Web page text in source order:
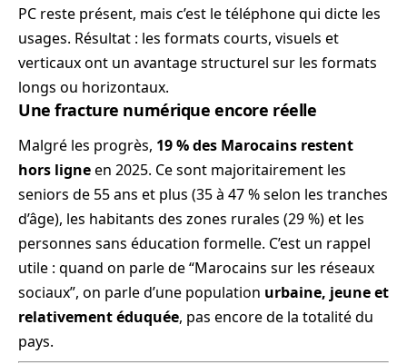
PC reste présent, mais c’est le téléphone qui dicte les
usages. Résultat : les formats courts, visuels et
verticaux ont un avantage structurel sur les formats
longs ou horizontaux.
Une fracture numérique encore réelle
Malgré les progrès, 19 % des Marocains restent
hors ligneen 2025. Ce sont majoritairement les
seniors de 55 ans et plus (35 à 47 % selon les tranches
d’âge), les habitants des zones rurales (29 %) et les
personnes sans éducation formelle. C’est un rappel
utile : quand on parle de “Marocains sur les réseaux
sociaux”, on parle d’une population urbaine, jeune et
relativement éduquée, pas encore de la totalité du
pays.